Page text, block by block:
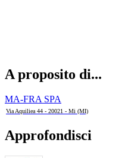
A proposito di...
MA-FRA SPA
Via Aquiliea 44 - 20021 - Mi (MI)
Approfondisci